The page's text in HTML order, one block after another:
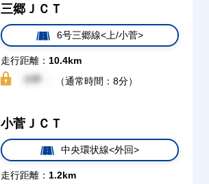
三郷ＪＣＴ
6号三郷線<上/小菅>
走行距離： 10.4km
（通常時間：8分）
小菅ＪＣＴ
中央環状線<外回>
走行距離： 1.2km